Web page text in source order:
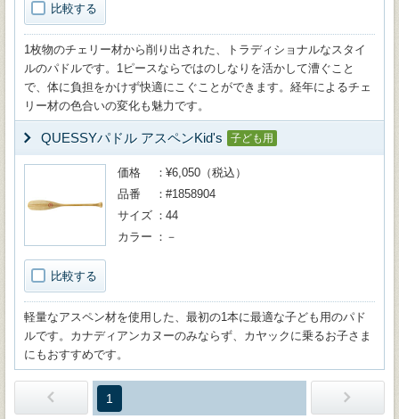
比較する
1枚物のチェリー材から削り出された、トラディショナルなスタイ
ルのパドルです。1ピースならではのしなりを活かして漕ぐこと
で、体に負担をかけず快適にこぐことができます。経年によるチェ
リー材の色合いの変化も魅力です。
QUESSYパドル アスペンKid's 子ども用
比較する
価格
¥6,050（税込）
品番
#1858904
サイズ
44
カラー
－
軽量なアスペン材を使用した、最初の1本に最適な子ども用のパド
ルです。カナディアンカヌーのみならず、カヤックに乗るお子さま
にもおすすめです。
1